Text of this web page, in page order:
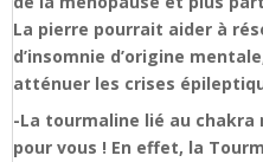
La pierre pourrait aider à
d’insomnie d’origine
atténuer les crises
-La tourmaline lié au
pour vous ! En effet, la